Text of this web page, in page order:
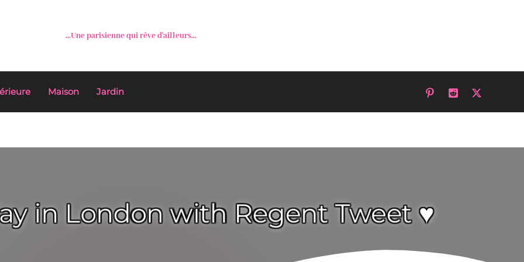
...Une parisienne qui rêve d'ailleurs...
Maison Jardin
in London with Regent Tweet ♥